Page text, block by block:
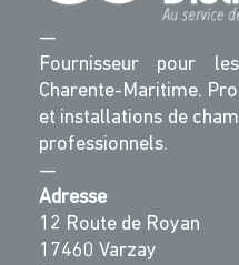
—
Fournisseur pour
Charente-Maritime.
et installations de
professionnels.
—
Adresse
12 Route de Royan
17460 Varzay